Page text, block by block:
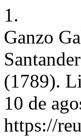
1.
Ganzo
(1789).
10 de
https://